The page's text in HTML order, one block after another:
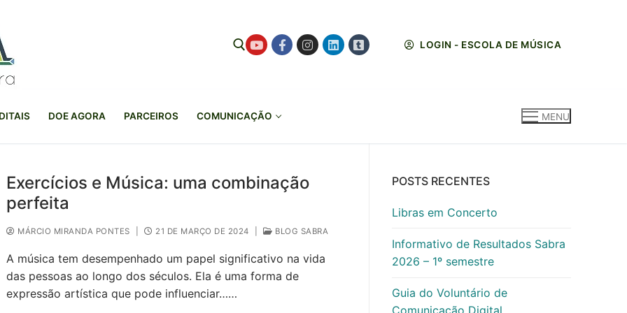
LOGIN - ESCOLA DE MÚSICA
DOE AGORA PARCEIROS COMUNICAÇÃO MENU
Exercícios e Música: uma combinação
perfeita
MÁRCIO MIRANDA PONTES 21 DE MARÇO DE 2024 BLOG SABRA
A música tem desempenhado um papel significativo na vida
das pessoas ao longo dos séculos. Ela é uma forma de
expressão artística que pode influenciar……
POSTS RECENTES
Libras em Concerto
Informativo de Resultados Sabra
2026 – 1º semestre
Guia do Voluntário de